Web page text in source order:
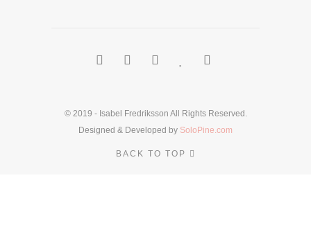
© 2019 - Isabel Fredriksson All Rights Reserved.
Designed & Developed by SoloPine.com
BACK TO TOP